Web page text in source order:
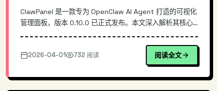
ClawPanel 是一款专为 OpenClaw AI Agent 打造的可视化
管理面板，版本 0.10.0 已正式发布。本文深入解析其核心
装配置指南。相比传统命令行管理方式，ClawPanel 通过图
形化界面大幅简化了 AI Agent 的部署与运维流程，适合需
要快速搭建和管理 AI Agent 应用的开发者与运维人员。
2026-04-01 732 阅读 阅读全文